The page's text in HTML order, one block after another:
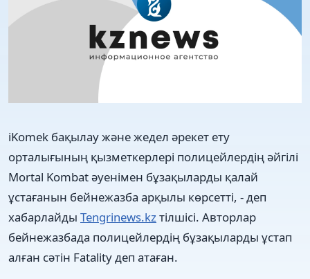
iKomek бақылау және жедел әрекет ету
орталығының қызметкерлері полицейлердің әйгілі
Mortal Kombat әуенімен бұзақыларды қалай
ұстағанын бейнежазба арқылы көрсетті, - деп
хабарлайды Tengrinews.kz тілшісі. Авторлар
бейнежазбада полицейлердің бұзақыларды ұстап
алған сәтін Fatality деп атаған.